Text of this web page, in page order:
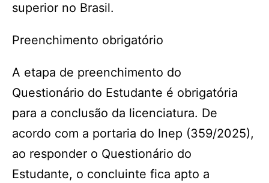
superior no Brasil.
Preenchimento obrigatório
A etapa de preenchimento do
Questionário do Estudante é obrigatória
para a conclusão da licenciatura. De
acordo com a portaria do Inep (359/2025),
ao responder o Questionário do
Estudante, o concluinte fica apto a